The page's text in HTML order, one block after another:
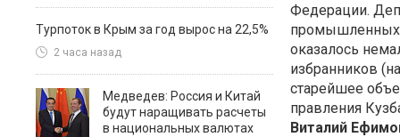
Турпоток в Крым за год вырос на 22,5%
2 часа назад
Медведев: Россия и Китай
будут наращивать расчеты
в национальных валютах
Федерации.
промышленных
оказалось
избранников
старейшее
правления
Виталий